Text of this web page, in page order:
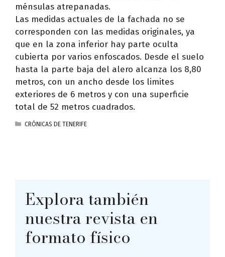
ménsulas atrepanadas.
Las medidas actuales de la fachada no se
corresponden con las medidas originales, ya
que en la zona inferior hay parte oculta
cubierta por varios enfoscados. Desde el suelo
hasta la parte baja del alero alcanza los 8,80
metros, con un ancho desde los limites
exteriores de 6 metros y con una superficie
total de 52 metros cuadrados.
CATEGORÍAS
CRÓNICAS DE TENERIFE
Explora también
nuestra revista en
formato físico